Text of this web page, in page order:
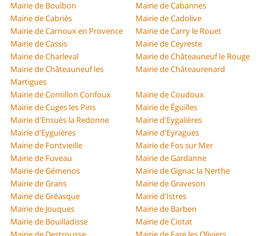
Mairie de Boulbon
Mairie de Cabannes
Mairie de Cabriès
Mairie de Cadolive
Mairie de Carnoux en Provence
Mairie de Carry le Rouet
Mairie de Cassis
Mairie de Ceyreste
Mairie de Charleval
Mairie de Châteauneuf le Rouge
Mairie de Châteauneuf les
Martigues
Mairie de Châteaurenard
Mairie de Cornillon Confoux
Mairie de Coudoux
Mairie de Cuges les Pins
Mairie de Éguilles
Mairie d'Ensuès la Redonne
Mairie d'Eygalières
Mairie d'Eyguières
Mairie d'Eyragues
Mairie de Fontvieille
Mairie de Fos sur Mer
Mairie de Fuveau
Mairie de Gardanne
Mairie de Gémenos
Mairie de Gignac la Nerthe
Mairie de Grans
Mairie de Graveson
Mairie de Gréasque
Mairie d'Istres
Mairie de Jouques
Mairie de Barben
Mairie de Bouilladisse
Mairie de Ciotat